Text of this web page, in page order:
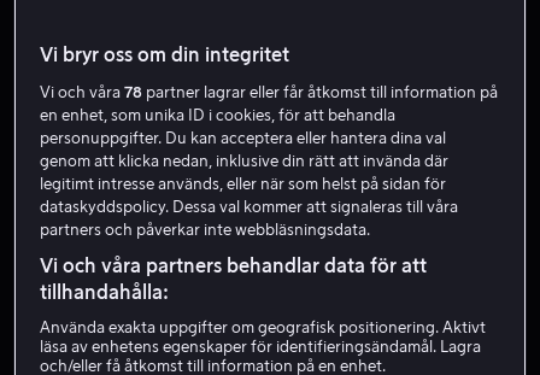
Melissa Benoist
Skådespelare Gäst
Vi bryr oss om din integritet
Vi och våra78 partner lagrar eller får åtkomst till information på
en enhet, som unika ID i cookies, för att behandla
personuppgifter. Du kan acceptera eller hantera dina val
genom att klicka nedan, inklusive din rätt att invända där
legitimt intresse används, eller när som helst på sidan för
dataskyddspolicy. Dessa val kommer att signaleras till våra
partners och påverkar inte webbläsningsdata.
Vi och våra partners behandlar data för att
tillhandahålla:
Använda exakta uppgifter om geografisk positionering. Aktivt
läsa av enhetens egenskaper för identifieringsändamål. Lagra
och/eller få åtkomst till information på en enhet.